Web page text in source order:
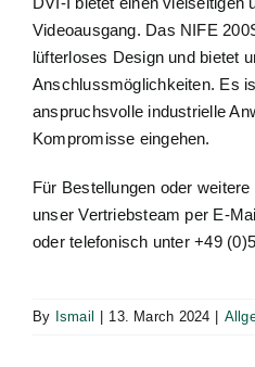
Videoausgang. Das NIFE
lüfterloses Design und bietet
Anschlussmöglichkeiten. Es
anspruchsvolle industrielle
Kompromisse eingehen.
Für Bestellungen oder
unser Vertriebsteam per E-
oder telefonisch unter +49
By Ismail 13. March 2024